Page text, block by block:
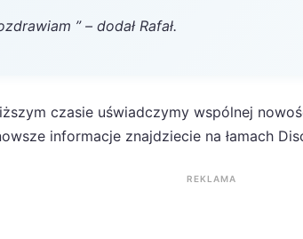
” – dodał Rafał.
czasie uświadczymy wspólnej
informacje znajdziecie na łamach
REKLAMA